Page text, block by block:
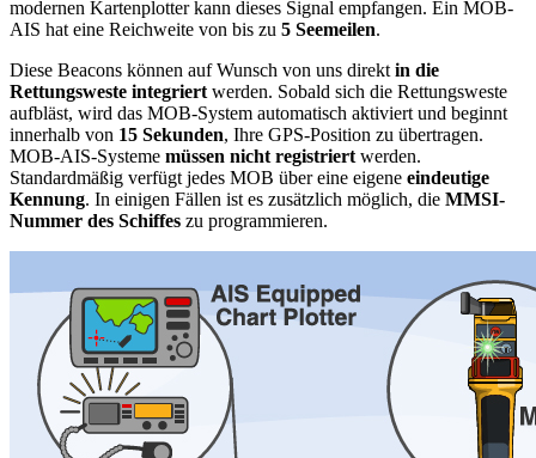
modernen Kartenplotter kann dieses Signal empfangen. Ein MOB-
AIS hat eine Reichweite von bis zu 5 Seemeilen.
Diese Beacons können auf Wunsch von uns direkt in die
Rettungsweste integriert werden. Sobald sich die Rettungsweste
aufbläst, wird das MOB-System automatisch aktiviert und beginnt
innerhalb von 15 Sekunden, Ihre GPS-Position zu übertragen.
MOB-AIS-Systeme müssen nicht registriert werden.
Standardmäßig verfügt jedes MOB über eine eigene eindeutige
Kennung. In einigen Fällen ist es zusätzlich möglich, die MMSI-
Nummer des Schiffes zu programmieren.